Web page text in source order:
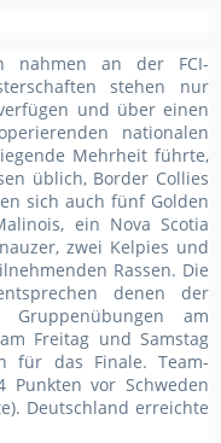
nahmen an der FCI-
stehen nur
und über einen
nationalen
Mehrheit führte,
üblich, Border Collies
sich auch fünf Golden
ein Nova Scotia
zwei Kelpies und
Rassen. Die
denen der
am
Freitag und Samstag
für das Finale. Team-
vor Schweden
Deutschland erreichte